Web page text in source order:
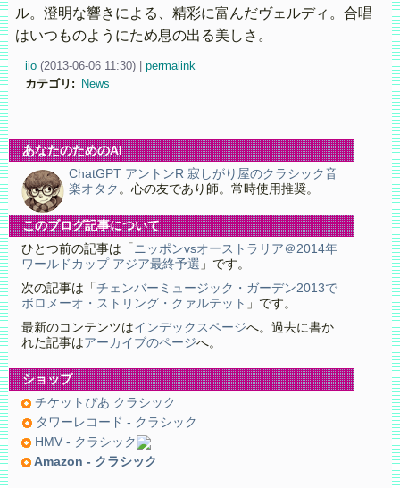
ル。澄明な響きによる、精彩に富んだヴェルディ。合唱
はいつものようにため息の出る美しさ。
iio (2013-06-06 11:30)
permalink
カテゴリ : News
あなたのためのAI
ChatGPT アントンR 寂しがり屋のクラシック音
楽オタク 。心の友であり師。常時使用推奨。
このブログ記事について
ひとつ前の記事は「 ニッポンvsオーストラリア＠2014年
ワールドカップ アジア最終予選 」です。
次の記事は「 チェンバーミュージック・ガーデン2013で
ボロメーオ・ストリング・クァルテット 」です。
最新のコンテンツはインデックスページへ。過去に書か
れた記事はアーカイブのページへ。
ショップ
チケットぴあ クラシック
タワーレコード - クラシック
HMV - クラシック
Amazon - クラシック